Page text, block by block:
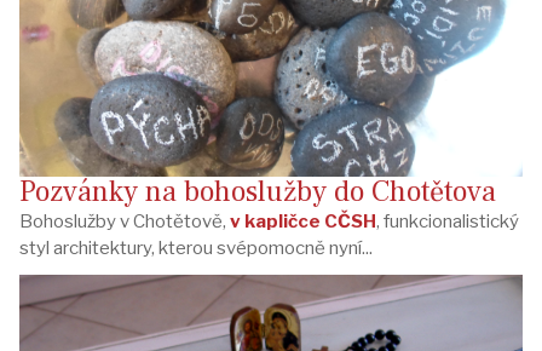
Pozvánky na bohoslužby do Chotětova
Bohoslužby v Chotětově, v kapličce CČSH, funkcionalistický
styl architektury, kterou svépomocně nyní...